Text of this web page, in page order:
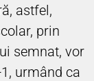
astfel,
prin
semnat, vor
urmând ca